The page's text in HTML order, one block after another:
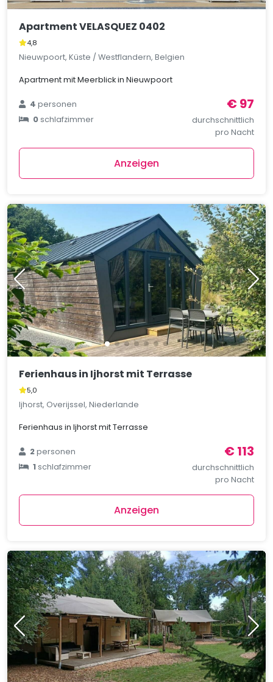
Apartment VELASQUEZ 0402
4,8
Nieuwpoort, Küste / Westflandern, Belgien
Apartment mit Meerblick in Nieuwpoort
4personen
0schlafzimmer
€ 97
durchschnittlich
pro Nacht
Anzeigen
Ferienhaus in Ijhorst mit Terrasse
5,0
Ijhorst, Overijssel, Niederlande
Ferienhaus in Ijhorst mit Terrasse
2personen
1schlafzimmer
€ 113
durchschnittlich
pro Nacht
Anzeigen